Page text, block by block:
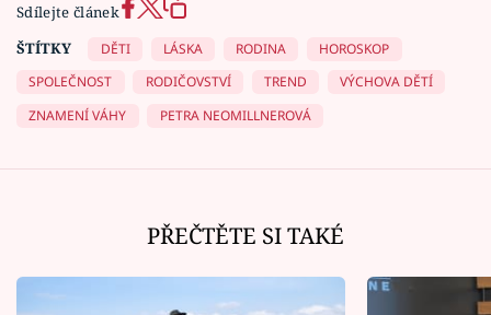
Sdílejte článek
ŠTÍTKY
DĚTI LÁSKA RODINA
HOROSKOP
SPOLEČNOST
RODIČOVSTVÍ TREND
VÝCHOVA DĚTÍ
ZNAMENÍ VÁHY
PETRA NEOMILLNEROVÁ
PŘEČTĚTE SI TAKÉ